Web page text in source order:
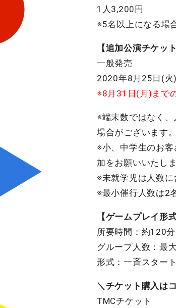
1人3,200円
※5名以上になる場
【追加公演チケッ
一般発売
2020年8月25日(
※8月31日(月)まで
※端末数ではなく
場合がございます
※小、中学生のお
加をお願いいたしま
※未就学児は人数
※最小催行人数は2
【ゲームプレイ形式
所要時間：約120分
グループ人数：最
形式：一斉スター
＼チケット購入は
TMCチケット